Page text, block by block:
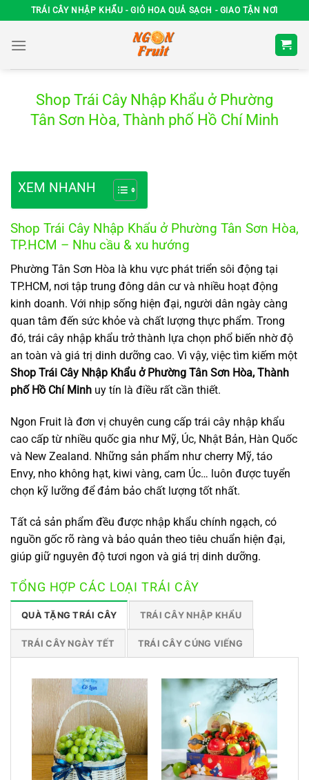
Chuyển
đến
nội
TRÁI CÂY NHẬP KHẨU - GIỎ HOA QUẢ SẠCH - GIAO TẬN NƠI
Shop Trái Cây Nhập Khẩu ở Phường
Tân Sơn Hòa, Thành phố Hồ Chí Minh
XEM NHANH
Shop Trái Cây Nhập Khẩu ở Phường Tân Sơn Hòa,
TP.HCM – Nhu cầu & xu hướng
Phường Tân Sơn Hòa là khu vực phát triển sôi động tại
TP.HCM, nơi tập trung đông dân cư và nhiều hoạt động
kinh doanh. Với nhịp sống hiện đại, người dân ngày càng
quan tâm đến sức khỏe và chất lượng thực phẩm. Trong
đó, trái cây nhập khẩu trở thành lựa chọn phổ biến nhờ độ
an toàn và giá trị dinh dưỡng cao. Vì vậy, việc tìm kiếm một
Shop Trái Cây Nhập Khẩu ở Phường Tân Sơn Hòa, Thành
phố Hồ Chí Minh uy tín là điều rất cần thiết.
Ngon Fruit là đơn vị chuyên cung cấp trái cây nhập khẩu
cao cấp từ nhiều quốc gia như Mỹ, Úc, Nhật Bản, Hàn Quốc
và New Zealand. Những sản phẩm như cherry Mỹ, táo
Envy, nho không hạt, kiwi vàng, cam Úc… luôn được tuyển
chọn kỹ lưỡng để đảm bảo chất lượng tốt nhất.
Tất cả sản phẩm đều được nhập khẩu chính ngạch, có
nguồn gốc rõ ràng và bảo quản theo tiêu chuẩn hiện đại,
giúp giữ nguyên độ tươi ngon và giá trị dinh dưỡng.
TỔNG HỢP CÁC LOẠI TRÁI CÂY
QUÀ TẶNG TRÁI CÂY TRÁI CÂY NHẬP KHẨU
TRÁI CÂY NGÀY TẾT TRÁI CÂY CÚNG VIẾNG